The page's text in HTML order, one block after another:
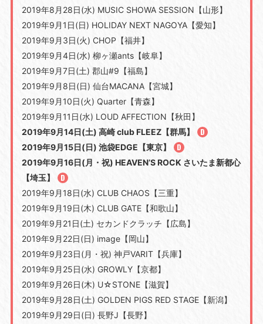
2019年8月28日(水) MUSIC SHOWA SESSION【山形】
2019年9月1日(日) HOLIDAY NEXT NAGOYA【愛知】
2019年9月3日(火) CHOP【福井】
2019年9月4日(水) 柳ヶ瀬ants【岐阜】
2019年9月7日(土) 郡山#9【福島】
2019年9月8日(日) 仙台MACANA【宮城】
2019年9月10日(火) Quarter【青森】
2019年9月11日(水) LOUD AFFECTION【秋田】
2019年9月14日(土) 高崎 club FLEEZ【群馬】
2019年9月15日(日) 池袋EDGE【東京】
2019年9月16日(月・祝) HEAVEN’S ROCK さいたま新都心
【埼玉】
2019年9月18日(水) CLUB CHAOS【三重】
2019年9月19日(木) CLUB GATE【和歌山】
2019年9月21日(土) セカンドクラッチ【広島】
2019年9月22日(日) image【岡山】
2019年9月23日(月・祝) 神戸VARIT【兵庫】
2019年9月25日(水) GROWLY【京都】
2019年9月26日(木) U☆STONE【滋賀】
2019年9月28日(土) GOLDEN PIGS RED STAGE【新潟】
2019年9月29日(日) 長野J【長野】